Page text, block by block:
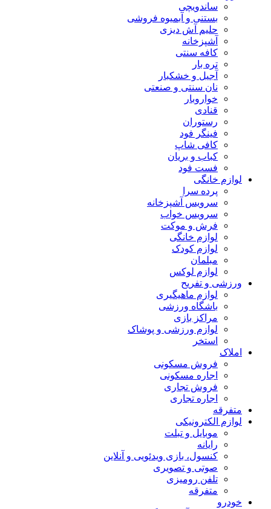
ساندویچی
بستنی و آبمیوه فروشی
حلیم آش دیزی
آشپزخانه
کافه سنتی
تره بار
آجیل و خشکبار
نان سنتی و صنعتی
خواروبار
قنادی
رستوران
فینگر فود
کافی شاپ
کباب و بریان
فست فود
لوازم خانگی
پرده سرا
سرویس آشپزخانه
سرویس خواب
فرش و موکت
لوازم خانگی
لوازم کودک
مبلمان
لوازم لوکس
ورزشی و تفریح
لوازم ماهیگیری
باشگاه ورزشی
مراکز بازی
لوازم ورزشی و پوشاک
استخر
املاک
فروش مسکونی
اجاره مسکونی
فروش تجاری
اجاره تجاری
متفرقه
لوازم الکترونیکی
موبایل و تبلت
رایانه
کنسول، بازی‌ ویدئویی و آنلاین
صوتی و تصویری
تلفن رومیزی
متفرقه
خودرو